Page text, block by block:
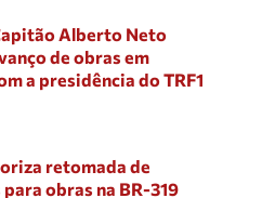
Alberto Neto
de obras em
a presidência do TRF1
retomada de
obras na BR-319